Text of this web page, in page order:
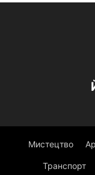
Мистецтво
Транспорт